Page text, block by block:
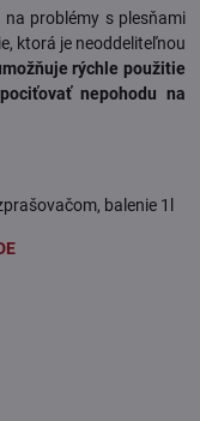
problémy s plesňami
ktorá je neoddeliteľnou
rýchle použitie
pociťovať nepohodu na
balenie 1l